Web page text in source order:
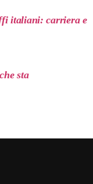
italiani: carriera e
sta